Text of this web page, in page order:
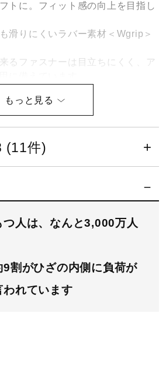
ッズ
トに。フィット感の向上を目指し
滑りにくいラバー素材＜Wgrip＞
るファスナーは目立ちにくく、ア
におすすめ。長距離向けウォーキ
導ソール
ル素材
た路面で滑りにくい、ミズノ独
(11件)
つ人は、なんと3,000万人
9割がひざの内側に負荷が
れています